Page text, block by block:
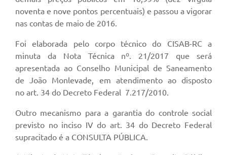
noventa e nove pontos percentuais) e passou a vigorar
nas contas de maio de 2016.
Foi elaborada pelo corpo técnico do CISAB-RC a
minuta da Nota Técnica nº. 21/2017 que será
apresentada ao Conselho Municipal de Saneamento
de João Monlevade, em atendimento ao disposto
no art. 34 do Decreto Federal 7.217/2010.
Outro mecanismo para a garantia do controle social
previsto no inciso IV do art. 34 do Decreto Federal
supracitado é a CONSULTA PÚBLICA.